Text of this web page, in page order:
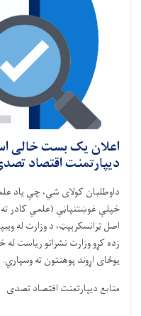
اعلان یک بست خالی
دیپارتمنت اقتصاد
داوطلبان کولای شي،چېیاد
خپلې غوښتنپاڼې (علمي کادر
اصلټرانسکرېپټ، دوزارت له
زده کړو وزارت نشراتو ریاستله
یوځای اړوند پوهنتون ته وسپاري.
منابع دیپارتمنت اقتصاد تصدی